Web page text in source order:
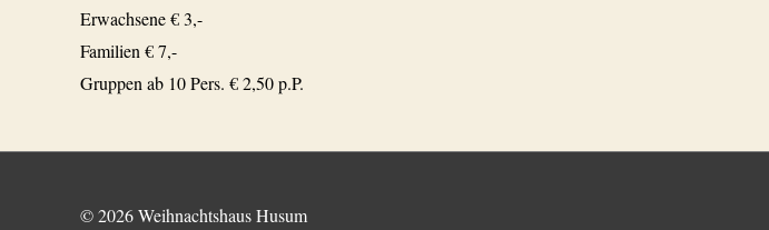
Erwachsene € 3,-
Familien € 7,-
Gruppen ab 10 Pers. € 2,50 p.P.
© 2026Weihnachtshaus Husum